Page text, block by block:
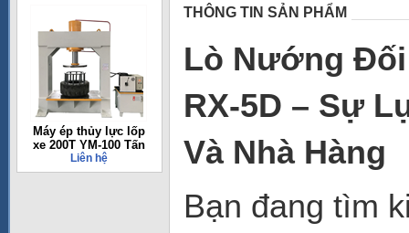
Máy ép thủy lực lốp
xe 200T YM-100 Tấn
Liên hệ
THÔNG TIN SẢN PHẨM
Lò Nướng
RX-5D – Sự
Và Nhà Hàng
Bạn đang tìm